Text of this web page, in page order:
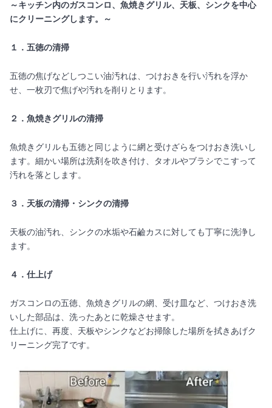
～キッチン内のガスコンロ、魚焼きグリル、天板、シンクを中心
にクリーニングします。～
１．五徳の清掃
五徳の焦げなどしつこい油汚れは、つけおきを行い汚れを浮か
せ、一枚刃で焦げや汚れを削りとります。
２．魚焼きグリルの清掃
魚焼きグリルも五徳と同じように網と受けざらをつけおき洗いし
ます。細かい場所は洗剤を吹き付け、タオルやブラシでこすって
汚れを落とします。
３．天板の清掃・シンクの清掃
天板の油汚れ、シンクの水垢や石鹼カスに対しても丁寧に洗浄し
ます。
４．仕上げ
ガスコンロの五徳、魚焼きグリルの網、受け皿など、つけおき洗
いした部品は、洗ったあとに乾燥させます。
仕上げに、再度、天板やシンクなどお掃除した場所を拭きあげク
リーニング完了です。